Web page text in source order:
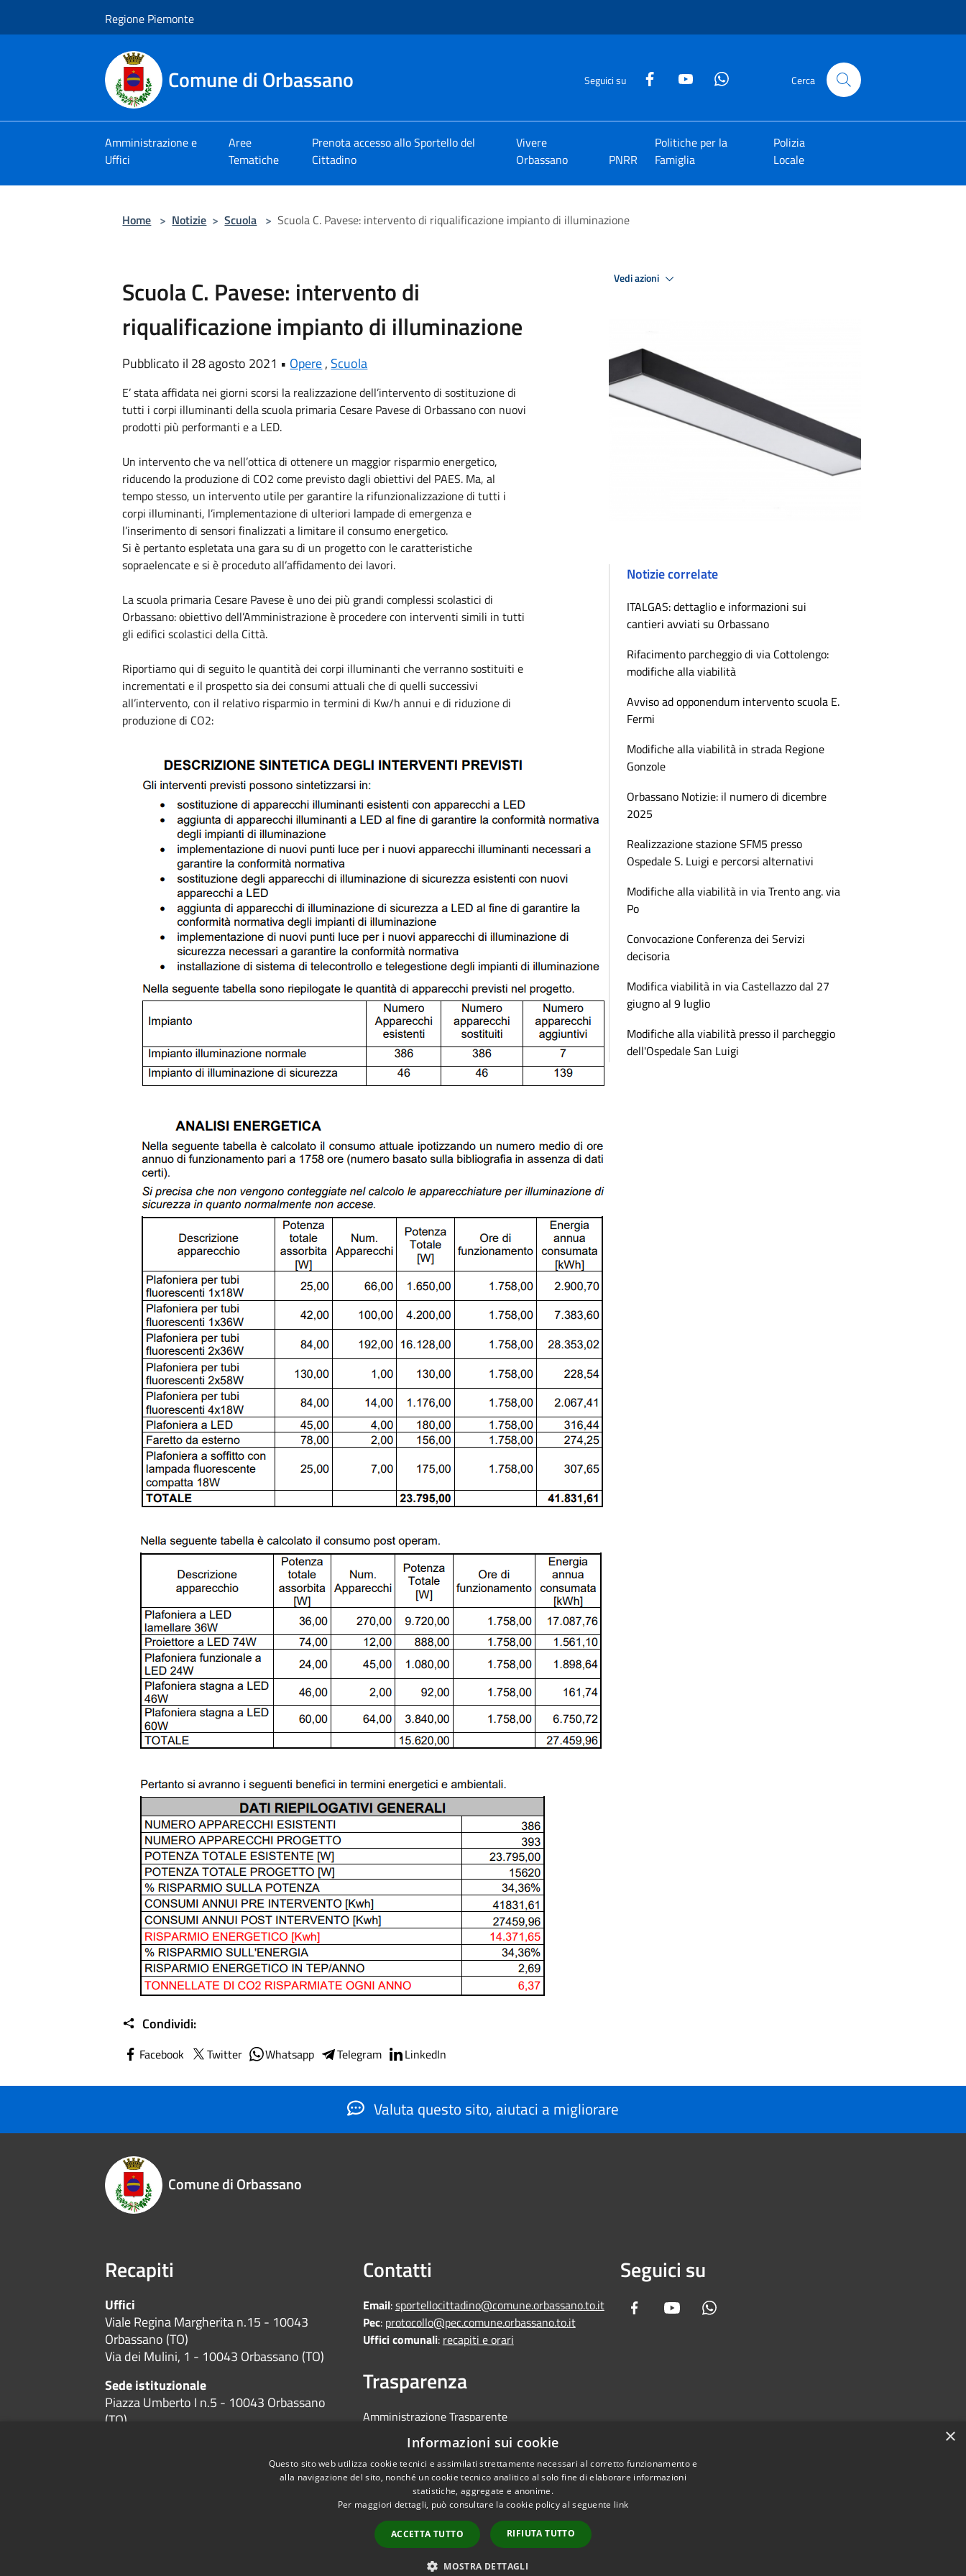
Regione Piemonte
Comune di Orbassano Seguici su Cerca
Amministrazione e
Uffici
Aree
Tematiche
Prenota accesso allo Sportello del
Cittadino
Vivere
Orbassano
PNRR
Politiche per la
Famiglia
Polizia
Locale
Home > Notizie > Scuola > Scuola C. Pavese: intervento di riqualificazione impianto di illuminazione
Scuola C. Pavese: intervento di
riqualificazione impianto di illuminazione
Pubblicato il 28 agosto 2021 • Opere, Scuola
E’ stata affidata nei giorni scorsi la realizzazione dell’intervento di sostituzione di
tutti i corpi illuminanti della scuola primaria Cesare Pavese di Orbassano con nuovi
prodotti più performanti e a LED.
Un intervento che va nell’ottica di ottenere un maggior risparmio energetico,
riducendo la produzione di CO2 come previsto dagli obiettivi del PAES. Ma, al
tempo stesso, un intervento utile per garantire la rifunzionalizzazione di tutti i
corpi illuminanti, l’implementazione di ulteriori lampade di emergenza e
l’inserimento di sensori finalizzati a limitare il consumo energetico.
Si è pertanto espletata una gara su di un progetto con le caratteristiche
sopraelencate e si è proceduto all’affidamento dei lavori.
La scuola primaria Cesare Pavese è uno dei più grandi complessi scolastici di
Orbassano: obiettivo dell’Amministrazione è procedere con interventi simili in tutti
gli edifici scolastici della Città.
Riportiamo qui di seguito le quantità dei corpi illuminanti che verranno sostituiti e
incrementati e il prospetto sia dei consumi attuali che di quelli successivi
all’intervento, con il relativo risparmio in termini di Kw/h annui e di riduzione di
produzione di CO2:
Condividi:
Facebook Twitter Whatsapp Telegram LinkedIn
Vedi azioni
Notizie correlate
ITALGAS: dettaglio e informazioni sui
cantieri avviati su Orbassano
Rifacimento parcheggio di via Cottolengo:
modifiche alla viabilità
Avviso ad opponendum intervento scuola E.
Fermi
Modifiche alla viabilità in strada Regione
Gonzole
Orbassano Notizie: il numero di dicembre
2025
Realizzazione stazione SFM5 presso
Ospedale S. Luigi e percorsi alternativi
Modifiche alla viabilità in via Trento ang. via
Po
Convocazione Conferenza dei Servizi
decisoria
Modifica viabilità in via Castellazzo dal 27
giugno al 9 luglio
Modifiche alla viabilità presso il parcheggio
dell'Ospedale San Luigi
Valuta questo sito, aiutaci a migliorare
Comune di Orbassano
Recapiti
Uffici
Viale Regina Margherita n.15 - 10043
Orbassano (TO)
Via dei Mulini, 1 - 10043 Orbassano (TO)
Sede istituzionale
Piazza Umberto I n.5 - 10043 Orbassano
(TO)
Contatti
Email:sportellocittadino@comune.orbassano.to.it
Pec: protocollo@pec.comune.orbassano.to.it
Uffici comunali: recapiti e orari
Trasparenza
Amministrazione Trasparente
Informative Privacy
Area riservata
Segnalazioni di non conformità
Seguici su
Facebook Youtube
Mappa del sito Copyright © 2026 • Comune di Orbassano • Powered by
×
Informazioni sui cookie
Questo sito web utilizza cookie tecnici e assimilati strettamente necessari al corretto funzionamento e
alla navigazione del sito, nonché un cookie tecnico analitico al solo fine di elaborare informazioni
statistiche, aggregate e anonime.
Per maggiori dettagli, può consultare la cookie policy al seguente link
ACCETTA TUTTO RIFIUTA TUTTO
MOSTRA DETTAGLI